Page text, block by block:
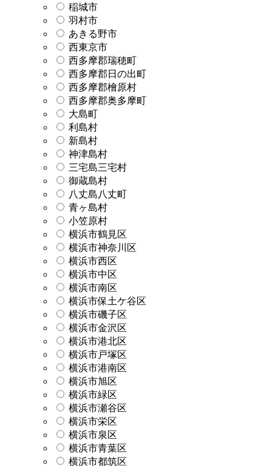
稲城市
羽村市
あきる野市
西東京市
西多摩郡瑞穂町
西多摩郡日の出町
西多摩郡檜原村
西多摩郡奥多摩町
大島町
利島村
新島村
神津島村
三宅島三宅村
御蔵島村
八丈島八丈町
青ヶ島村
小笠原村
横浜市鶴見区
横浜市神奈川区
横浜市西区
横浜市中区
横浜市南区
横浜市保土ケ谷区
横浜市磯子区
横浜市金沢区
横浜市港北区
横浜市戸塚区
横浜市港南区
横浜市旭区
横浜市緑区
横浜市瀬谷区
横浜市栄区
横浜市泉区
横浜市青葉区
横浜市都筑区